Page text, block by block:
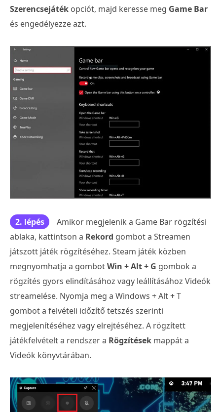
Szerencsejáték opciót, majd keresse meg Game Bar
és engedélyezze azt.
2. lépés
Amikor megjelenik a Game Bar rögzítési
ablaka, kattintson a Rekord gombot a Streamen
játszott játék rögzítéséhez. Steam játék közben
megnyomhatja a gombotWin + Alt + G gombok a
rögzítés gyors elindításához vagy leállításához Videók
streamelése. Nyomja meg a Windows + Alt + T
gombot a felvételi időzítő tetszés szerinti
megjelenítéséhez vagy elrejtéséhez. A rögzített
játékfelvételt a rendszer a Rögzítések mappát a
Videók könyvtárában.